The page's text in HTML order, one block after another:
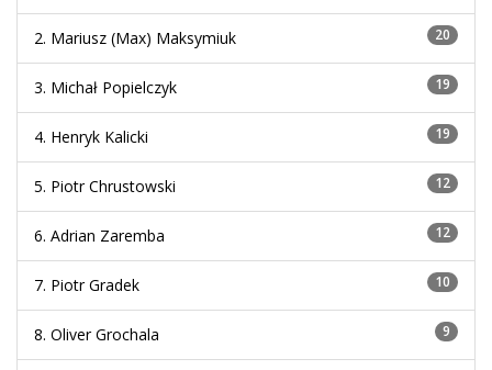
2. Mariusz (Max) Maksymiuk 20
3. Michał Popielczyk 19
4. Henryk Kalicki 19
5. Piotr Chrustowski 12
6. Adrian Zaremba 12
7. Piotr Gradek 10
8. Oliver Grochala 9